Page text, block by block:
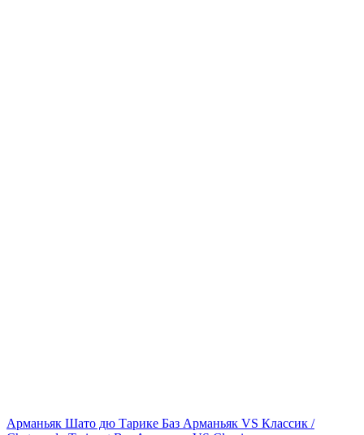
Арманьяк Шато дю Тарике Баз Арманьяк VS Классик /